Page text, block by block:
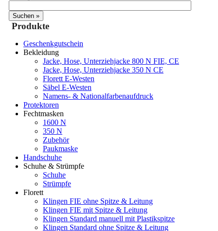
Produkte
Geschenkgutschein
Bekleidung
Jacke, Hose, Unterziehjacke 800 N FIE, CE
Jacke, Hose, Unterziehjacke 350 N CE
Florett E-Westen
Säbel E-Westen
Namens- & Nationalfarbenaufdruck
Protektoren
Fechtmasken
1600 N
350 N
Zubehör
Paukmaske
Handschuhe
Schuhe & Strümpfe
Schuhe
Strümpfe
Florett
Klingen FIE ohne Spitze & Leitung
Klingen FIE mit Spitze & Leitung
Klingen Standard manuell mit Plastikspitze
Klingen Standard ohne Spitze & Leitung